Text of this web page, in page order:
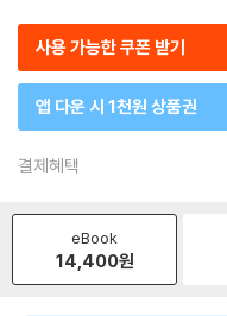
사용 가능한 쿠폰 받기
앱 다운 시 1천원 상품권
결제혜택
eBook
14,400원